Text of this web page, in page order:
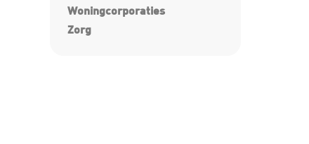
Woningcorporaties
Zorg